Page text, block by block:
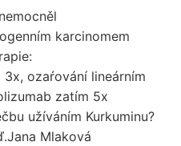
karcinomem
ozaŕování lineárním
zatím 5x
užíváním Kurkuminu?
Mlaková